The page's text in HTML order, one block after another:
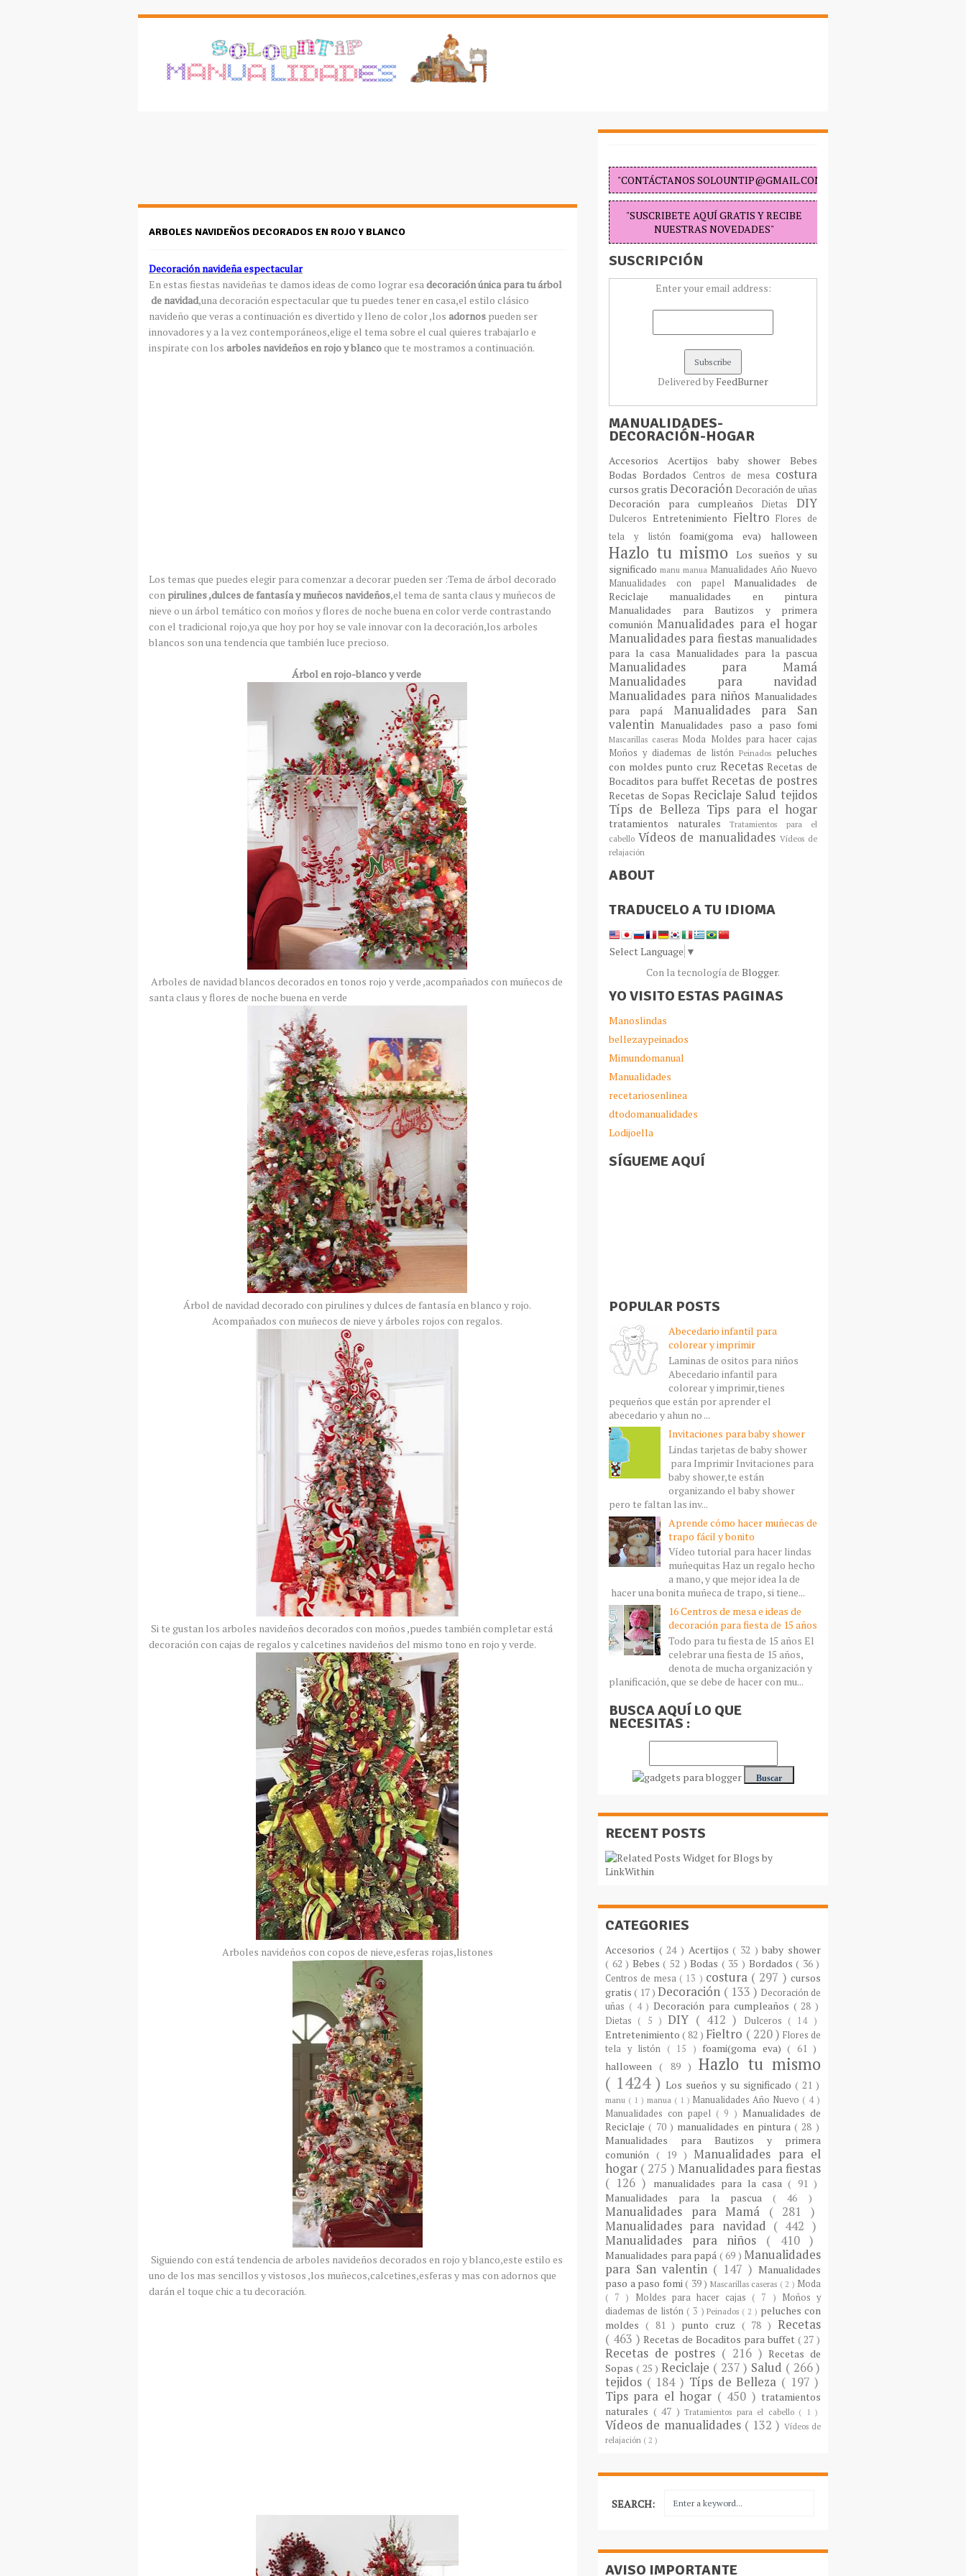
ARBOLES NAVIDEÑOS DECORADOS EN ROJO Y BLANCO
Decoración navideña espectacular
En estas fiestas navideñas te damos ideas de como lograr esadecoración única para tu árbol
de navidad,una decoración espectacular que tu puedes tener en casa,el estilo clásico
navideño que veras a continuación es divertido y lleno de color ,los adornos pueden ser
innovadores y a la vez contemporáneos,elige el tema sobre el cual quieres trabajarlo e
inspirate con los arboles navideños en rojo y blancoque te mostramos a continuación.
Los temas que puedes elegir para comenzar a decorar pueden ser :Tema de árbol decorado
con pirulines ,dulces de fantasía y muñecos navideños,el tema de santa claus y muñecos de
nieve o un árbol temático con moños y flores de noche buena en color verde contrastando
con el tradicional rojo,ya que hoy por hoy se vale innovar con la decoración,los arboles
blancos son una tendencia que también luce precioso.
Árbol en rojo-blanco y verde
Arboles de navidad blancos decorados en tonos rojo y verde ,acompañados con muñecos de
santa claus y flores de noche buena en verde
Árbol de navidad decorado con pirulines y dulces de fantasía en blanco y rojo.
Acompañados con muñecos de nieve y árboles rojos con regalos.
Si te gustan los arboles navideños decorados con moños ,puedes también completar está
decoración con cajas de regalos y calcetines navideños del mismo tono en rojo y verde.
Arboles navideños con copos de nieve,esferas rojas,listones
Siguiendo con está tendencia de arboles navideños decorados en rojo y blanco,este estilo es
uno de los mas sencillos y vistosos ,los muñecos,calcetines,esferas y mas con adornos que
darán el toque chic a tu decoración.
"CONTÁCTANOS SOLOUNTIP@GMAIL.COM "
"SUSCRIBETE AQUÍ GRATIS Y RECIBE
NUESTRAS NOVEDADES"
SUSCRIPCIÓN
Enter your email address:
Delivered by FeedBurner
MANUALIDADES-
DECORACIÓN-HOGAR
Accesorios Acertijos baby shower Bebes
BodasBordados Centros de mesa costura
cursos gratis Decoración Decoración de uñas
Decoración para cumpleaños Dietas DIY
Dulceros Entretenimiento FieltroFlores de
tela y listón foami(goma eva) halloween
Hazlo tu mismo
Los sueños y su
significado manu manua Manualidades Año Nuevo
Manualidades con papelManualidades de
Reciclaje manualidades en pintura
Manualidades para Bautizos y primera
comuniónManualidades para el hogar
Manualidades para fiestas manualidades
para la casa Manualidades para la pascua
Manualidades para Mamá
Manualidades para navidad
Manualidades para niños Manualidades
para papá Manualidades para San
valentinManualidades paso a paso fomi
Mascarillas caseras Moda Moldes para hacer cajas
Moños y diademas de listónPeinados peluches
con moldes punto cruz RecetasRecetas de
Bocaditos para buffetRecetas de postres
Recetas de Sopas Reciclaje Saludtejidos
Típs de Belleza Tips para el hogar
tratamientos naturales
Tratamientos para el
cabello Vídeos de manualidades Vídeos de
relajación
ABOUT
TRADUCELO A TU IDIOMA
Select Language ▼
Con la tecnología de Blogger.
YO VISITO ESTAS PAGINAS
Manoslindas
bellezaypeinados
Mimundomanual
Manualidades
recetariosenlinea
dtodomanualidades
Lodijoella
SÍGUEME AQUÍ
POPULAR POSTS
Abecedario infantil para
colorear y imprimir
Laminas de ositos para niños
Abecedario infantil para
colorear y imprimir,tienes
pequeños que están por aprender el
abecedario y ahun no ...
Invitaciones para baby shower
Lindas tarjetas de baby shower
para Imprimir Invitaciones para
baby shower,te están
organizando el baby shower
pero te faltan las inv...
Aprende cómo hacer muñecas de
trapo fácil y bonito
Vídeo tutorial para hacer lindas
muñequitas Haz un regalo hecho
a mano, y que mejor idea la de
hacer una bonita muñeca de trapo, si tiene...
16 Centros de mesa e ideas de
decoración para fiesta de 15 años
Todo para tu fiesta de 15 años El
celebrar una fiesta de 15 años,
denota de mucha organización y
planificación, que se debe de hacer con mu...
BUSCA AQUÍ LO QUE
NECESITAS :
RECENT POSTS
CATEGORIES
Accesorios ( 24 ) Acertijos( 32 )baby shower
( 62 ) Bebes( 52 )Bodas ( 35 ) Bordados( 36 )
Centros de mesa ( 13 ) costura ( 297 )cursos
gratis( 17 )Decoración ( 133 ) Decoración de
uñas ( 4 )Decoración para cumpleaños ( 28 )
Dietas ( 5 )DIY ( 412 ) Dulceros ( 14 )
Entretenimiento( 82 ) Fieltro ( 220 ) Flores de
tela y listón ( 15 ) foami(goma eva)( 61 )
halloween( 89 )Hazlo tu mismo
( 1424 ) Los sueños y su significado ( 21 )
manu ( 1 ) manua ( 1 ) Manualidades Año Nuevo ( 4 )
Manualidades con papel ( 9 )Manualidades de
Reciclaje( 70 ) manualidades en pintura( 28 )
Manualidades para Bautizos y primera
comunión ( 19 ) Manualidades para el
hogar ( 275 ) Manualidades para fiestas
( 126 )
manualidades para la casa( 91 )
Manualidades para la pascua( 46 )
Manualidades para Mamá ( 281 )
Manualidades para navidad ( 442 )
Manualidades para niños ( 410 )
Manualidades para papá ( 69 ) Manualidades
para San valentin ( 147 ) Manualidades
paso a paso fomi( 39 ) Mascarillas caseras ( 2 ) Moda
( 7 ) Moldes para hacer cajas ( 7 ) Moños y
diademas de listón ( 3 )Peinados ( 2 ) peluches con
moldes ( 81 ) punto cruz ( 78 )Recetas
( 463 )Recetas de Bocaditos para buffet ( 27 )
Recetas de postres ( 216 )Recetas de
Sopas ( 25 ) Reciclaje ( 237 ) Salud ( 266 )
tejidos ( 184 ) Típs de Belleza ( 197 )
Tips para el hogar ( 450 )tratamientos
naturales ( 47 )Tratamientos para el cabello ( 1 )
Vídeos de manualidades ( 132 ) Vídeos de
relajación ( 2 )
SEARCH:
AVISO IMPORTANTE